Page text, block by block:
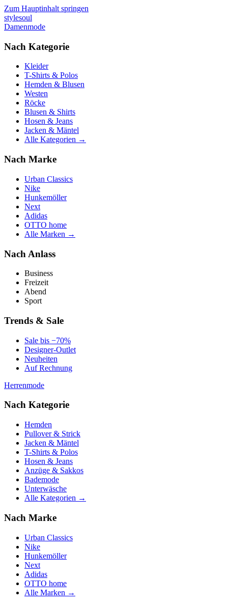
Zum Hauptinhalt springen
stylesoul
Damenmode
Nach Kategorie
Kleider
T-Shirts & Polos
Hemden & Blusen
Westen
Röcke
Blusen & Shirts
Hosen & Jeans
Jacken & Mäntel
Alle Kategorien →
Nach Marke
Urban Classics
Nike
Hunkemöller
Next
Adidas
OTTO home
Alle Marken →
Nach Anlass
Business
Freizeit
Abend
Sport
Trends & Sale
Sale bis −70%
Designer-Outlet
Neuheiten
Auf Rechnung
Herrenmode
Nach Kategorie
Hemden
Pullover & Strick
Jacken & Mäntel
T-Shirts & Polos
Hosen & Jeans
Anzüge & Sakkos
Bademode
Unterwäsche
Alle Kategorien →
Nach Marke
Urban Classics
Nike
Hunkemöller
Next
Adidas
OTTO home
Alle Marken →